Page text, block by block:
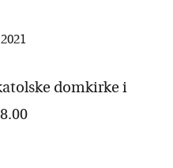
domkirke i